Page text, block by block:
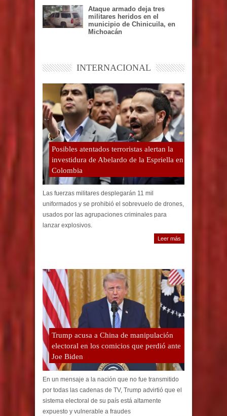
Ataque armado deja tres
militares heridos en el
municipio de Chinicuila, en
Michoacán
INTERNACIONAL
Posibles atentados terroristas alertan la
investidura de Abelardo de la Espriella en
Colombia
Las fuerzas militares desplegarán 11 mil
uniformados y se prohibió el sobrevuelo de drones,
usados por las agrupaciones criminales para
lanzar explosivos.
Leer más
Trump acusa a China de manipulación
electoral en los comicios que perdió ante
Joe Biden
En un mensaje a la nación que no fue transmitido
por todas las cadenas de TV, Trump advirtió que el
sistema electoral de su país está altamente
expuesto y vulnerable a fraudes